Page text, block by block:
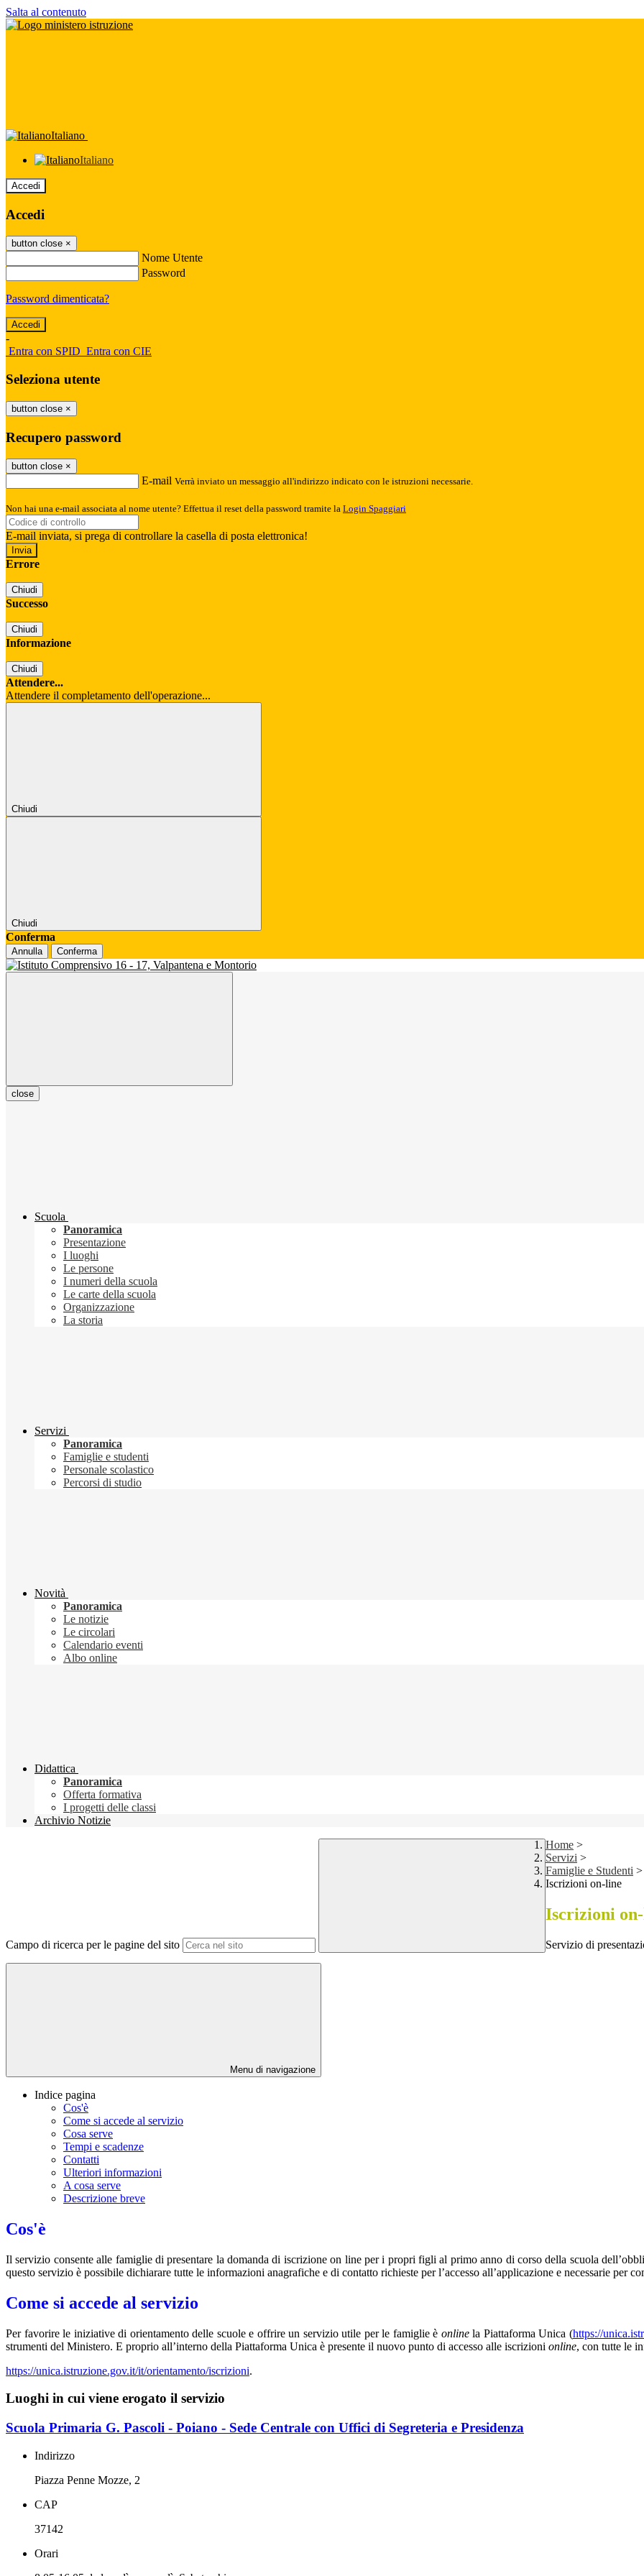
Salta al contenuto
Italiano
Italiano
Accedi
Accedi
button close ×
Nome Utente
Password
Password dimenticata?
-
Entra con SPID Entra con CIE
Seleziona utente
button close ×
Recupero password
button close ×
E-mail Verrà inviato un messaggio all'indirizzo indicato con le istruzioni necessarie.
Non hai una e-mail associata al nome utente? Effettua il reset della password tramite la Login Spaggiari
E-mail inviata, si prega di controllare la casella di posta elettronica!
Errore
Chiudi
Successo
Chiudi
Informazione
Chiudi
Attendere...
Attendere il completamento dell'operazione...
Chiudi
Chiudi
Conferma
Annulla Conferma
close
Scuola
Panoramica
Presentazione
I luoghi
Le persone
I numeri della scuola
Le carte della scuola
Organizzazione
La storia
Servizi
Panoramica
Famiglie e studenti
Personale scolastico
Percorsi di studio
Novità
Panoramica
Le notizie
Le circolari
Calendario eventi
Albo online
Didattica
Panoramica
Offerta formativa
I progetti delle classi
Archivio Notizie
Campo di ricerca per le pagine del sito
Home >
Servizi >
Famiglie e Studenti >
Iscrizioni on-line
Iscrizioni
Servizio di
Menu di navigazione
Indice pagina
Cos'è
Come si accede al servizio
Cosa serve
Tempi e scadenze
Contatti
Ulteriori informazioni
A cosa serve
Descrizione breve
Cos'è
Il servizio consente alle famiglie di presentare la domanda di iscrizione on line per i propri figli al primo anno di corso della scuola
questo servizio è possibile dichiarare tutte le informazioni anagrafiche e di contatto richieste per l’accesso all’applicazione e necessarie per
Come si accede al servizio
Per favorire le iniziative di orientamento delle scuole e offrire un servizio utile per le famiglie è onlinela Piattaforma Unica (https://
strumenti del Ministero. E proprio all’interno della Piattaforma Unica è presente il nuovo punto di accesso alle iscrizioni online, con tutte le
https://unica.istruzione.gov.it/it/orientamento/iscrizioni.
Luoghi in cui viene erogato il servizio
Scuola Primaria G. Pascoli - Poiano - Sede Centrale con Uffici di Segreteria e Presidenza
Indirizzo
Piazza Penne Mozze, 2
CAP
37142
Orari